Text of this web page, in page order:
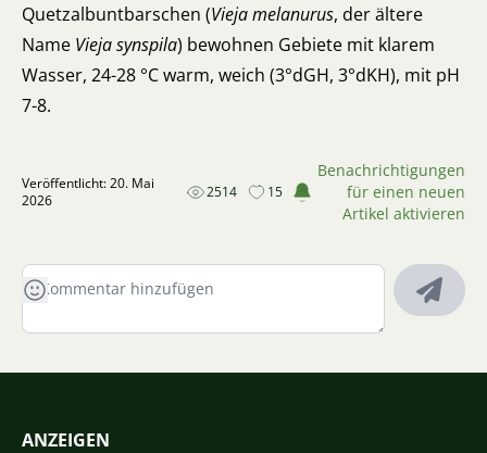
Quetzalbuntbarschen (Vieja melanurus, der ältere
Name Vieja synspila) bewohnen Gebiete mit klarem
Wasser, 24-28 °C warm, weich (3°dGH, 3°dKH), mit pH
7-8.
Veröffentlicht: 20. Mai
2026
2514 15
Benachrichtigungen
für einen neuen
Artikel aktivieren
ANZEIGEN